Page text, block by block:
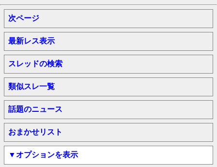
次ページ
最新レス表示
スレッドの検索
類似スレ一覧
話題のニュース
おまかせリスト
▼オプションを表示